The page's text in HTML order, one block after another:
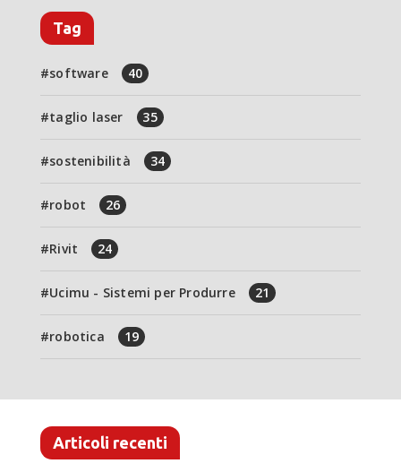
Tag
software 40
taglio laser 35
sostenibilità 34
robot 26
Rivit 24
Ucimu - Sistemi per Produrre 21
robotica 19
Articoli recenti